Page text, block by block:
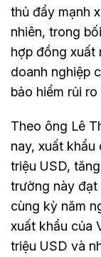
thủ đẩy mạnh
nhiên, trong
hợp đồng xuất
doanh nghiệp
bảo hiểm rủi
Theo ông Lê
nay, xuất khẩu
triệu USD,
trường này đạt
cùng kỳ năm
xuất khẩu của
triệu USD và